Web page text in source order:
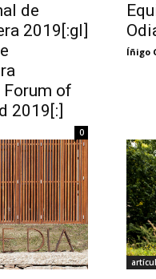
de
2019[:gl]
of
2019[:]
0
Íñigo